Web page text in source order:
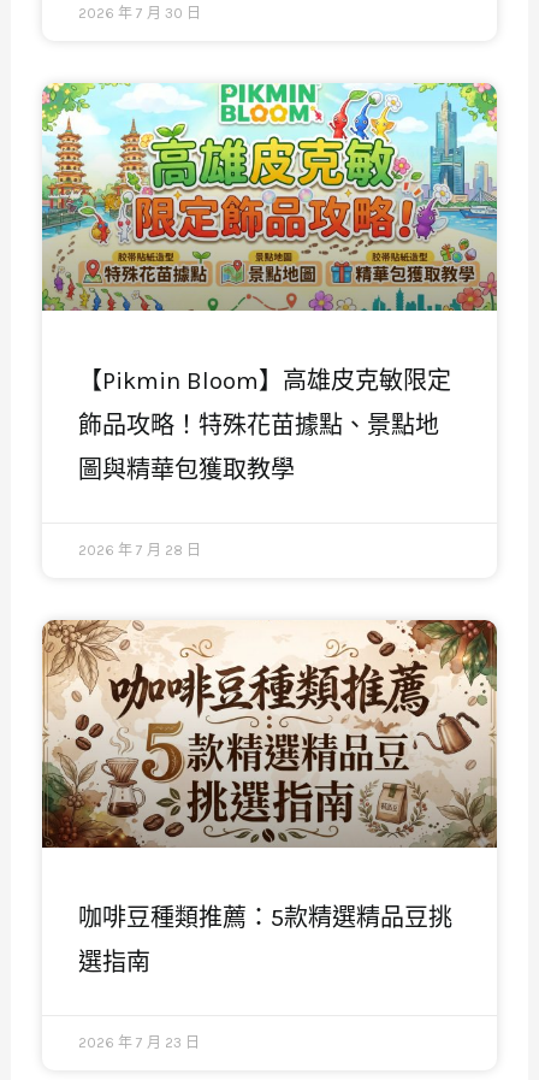
2026 年 7 月 30 日
【Pikmin Bloom】高雄皮克敏限定
飾品攻略！特殊花苗據點、景點地
圖與精華包獲取教學
2026 年 7 月 28 日
咖啡豆種類推薦：5款精選精品豆挑
選指南
2026 年 7 月 23 日